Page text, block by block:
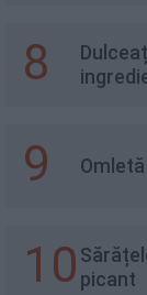
8
9
10 picant